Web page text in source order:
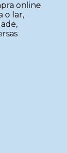
online
o lar,